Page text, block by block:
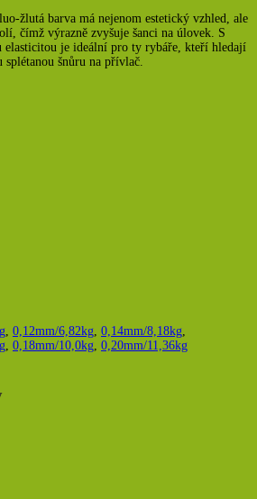
žlutá barva má nejenom estetický vzhled, ale
čímž výrazně zvyšuje šanci na úlovek. S
elasticitou je ideální pro ty rybáře, kteří hledají
šnůru na přívlač.
0,12mm/6,82kg 0,14mm/8,18kg
0,18mm/10,0kg 0,20mm/11,36kg